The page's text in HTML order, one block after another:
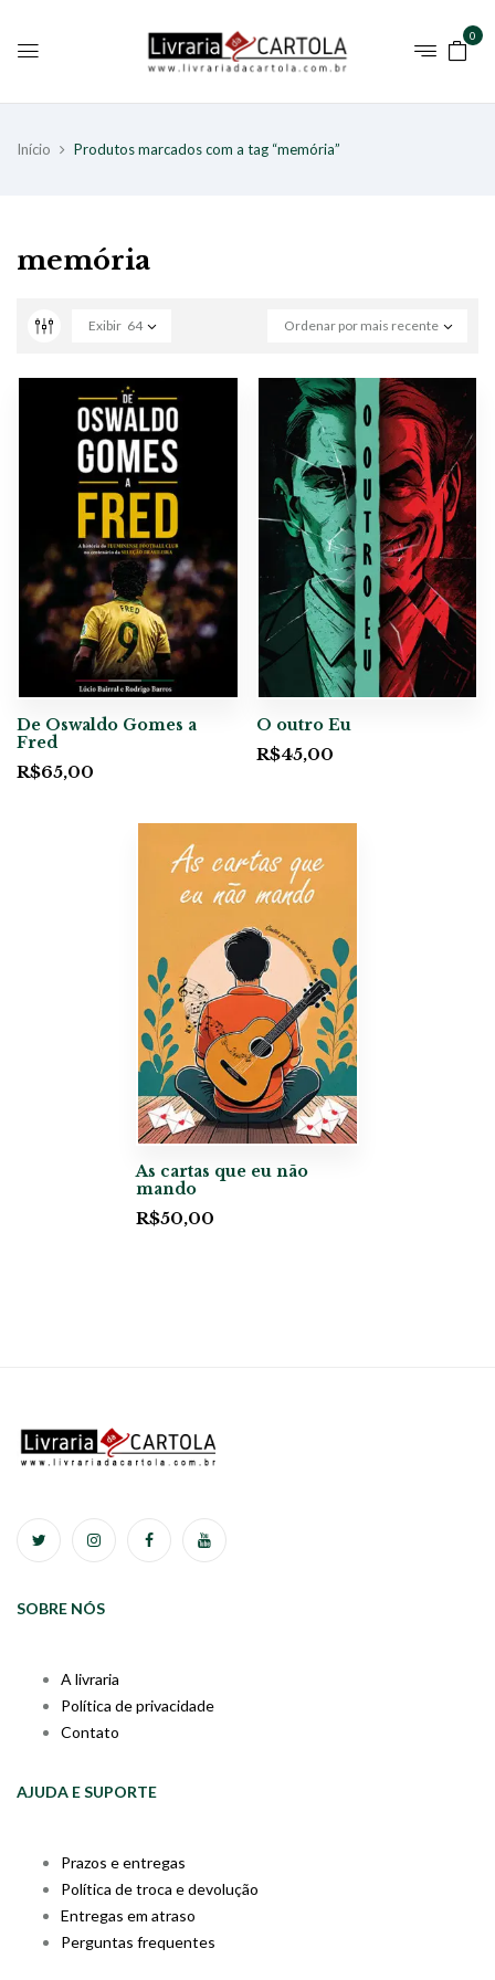
0
Início Produtos marcados com a tag “memória”
memória
Ordenar por mais recente
Exibir 64
De Oswaldo Gomes a
Fred
R$65,00
O outro Eu
R$45,00
As cartas que eu não
mando
R$50,00
SOBRE NÓS
A livraria
Política de privacidade
Contato
AJUDA E SUPORTE
Prazos e entregas
Política de troca e devolução
Entregas em atraso
Perguntas frequentes